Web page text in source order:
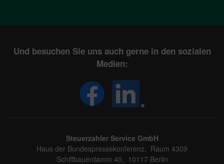
Und besuchen Sie uns auch gerne in den sozialen
Medien:
Steuerzahler Service GmbH
Haus der Bundespressekonferenz, Raum 4309
Schiffbauerdamm 40, 10117 Berlin